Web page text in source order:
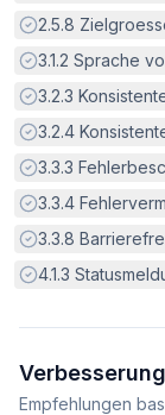
Erfüllt:
2.5.8
Erfüllt:
3.1.2 Sprache
Erfüllt:
3.2.3
Erfüllt:
3.2.4
Erfüllt:
3.3.3
Erfüllt:
3.3.4
Erfüllt:
3.3.8
Erfüllt:
4.1.3
Empfehlungen